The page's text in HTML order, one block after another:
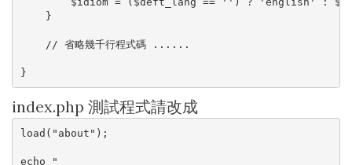
    }
    // 省略幾千行程式碼 ......
}
index.php 測試程式請改成
load("about");
echo "